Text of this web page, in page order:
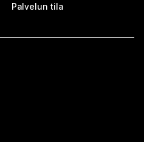
Palvelun tila